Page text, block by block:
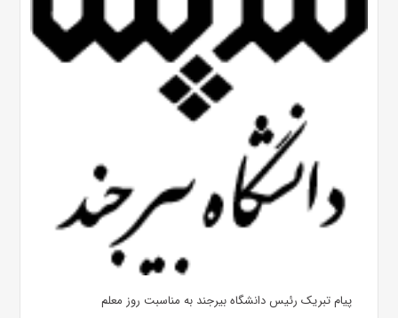
پیام تبریک رئیس دانشگاه بیرجند به مناسبت روز معلم